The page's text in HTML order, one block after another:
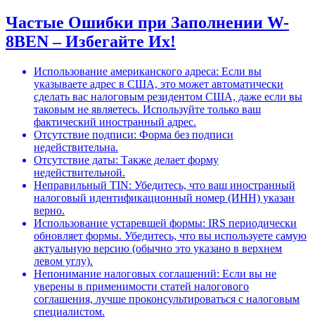
Частые Ошибки при Заполнении W-
8BEN – Избегайте Их!
Использование американского адреса: Если вы
указываете адрес в США, это может автоматически
сделать вас налоговым резидентом США, даже если вы
таковым не являетесь. Используйте только ваш
фактический иностранный адрес.
Отсутствие подписи: Форма без подписи
недействительна.
Отсутствие даты: Также делает форму
недействительной.
Неправильный TIN: Убедитесь, что ваш иностранный
налоговый идентификационный номер (ИНН) указан
верно.
Использование устаревшей формы: IRS периодически
обновляет формы. Убедитесь, что вы используете самую
актуальную версию (обычно это указано в верхнем
левом углу).
Непонимание налоговых соглашений: Если вы не
уверены в применимости статей налогового
соглашения, лучше проконсультироваться с налоговым
специалистом.